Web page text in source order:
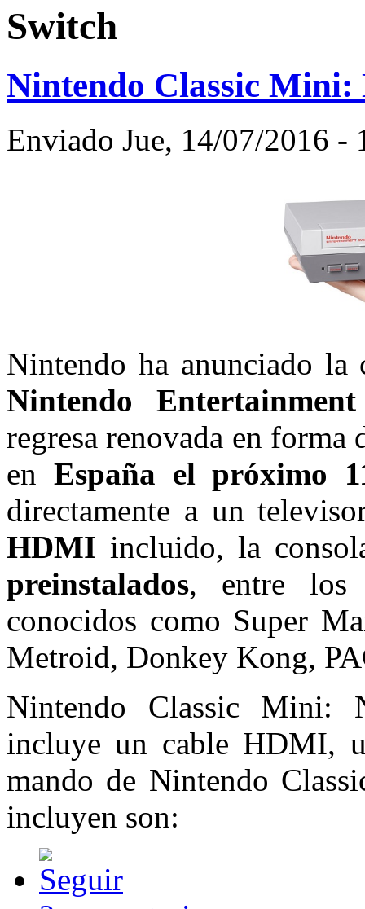
Switch
Nintendo Classic Mini:
Enviado Jue, 14/07/2016 -
Nintendo ha anunciado la
Nintendo Entertainment
regresa renovada en
en España el próximo
directamente a un
HDMI incluido, la
preinstalados, entre los
conocidos como Super
Metroid, Donkey Kong,
Nintendo Classic Mini:
incluye un cable HDMI,
mando de Nintendo
incluyen son: